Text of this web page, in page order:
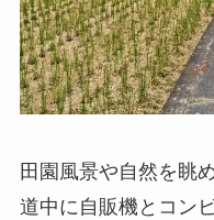
田園風景や自然を眺
道中に自販機とコン